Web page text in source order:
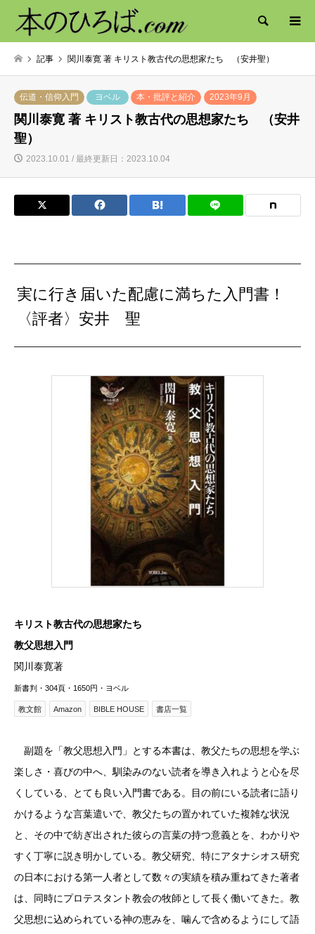
検索
記事 関川泰寛 著 キリスト教古代の思想家たち （安井聖）
伝道・信仰入門 ヨベル 本・批評と紹介 2023年9月
関川泰寛 著 キリスト教古代の思想家たち （安井
聖）
2023.10.01 / 最終更新日：2023.10.04
実に行き届いた配慮に満ちた入門書！
〈評者〉安井 聖
キリスト教古代の思想家たち
教父思想入門
関川泰寛著
新書判・304頁・1650円・ヨベル
教文館 Amazon BIBLE HOUSE 書店一覧
副題を「教父思想入門」とする本書は、教父たちの思想を学ぶ
楽しさ・喜びの中へ、馴染みのない読者を導き入れようと心を尽
くしている、とても良い入門書である。目の前にいる読者に語り
かけるような言葉遣いで、教父たちの置かれていた複雑な状況
と、その中で紡ぎ出された彼らの言葉の持つ意義とを、わかりや
すく丁寧に説き明かしている。教父研究、特にアタナシオス研究
の日本における第一人者として数々の実績を積み重ねてきた著者
は、同時にプロテスタント教会の牧師として長く働いてきた。教
父思想に込められている神の恵みを、噛んで含めるようにして語